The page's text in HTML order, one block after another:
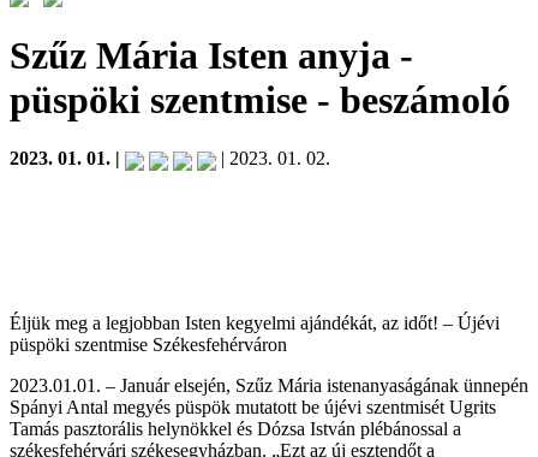
Szűz Mária Isten anyja -
püspöki szentmise - beszámoló
2023. 01. 01. | | 2023. 01. 02.
Éljük meg a legjobban Isten kegyelmi ajándékát, az időt! – Újévi
püspöki szentmise Székesfehérváron
2023.01.01. – Január elsején, Szűz Mária istenanyaságának ünnepén
Spányi Antal megyés püspök mutatott be újévi szentmisét Ugrits
Tamás pasztorális helynökkel és Dózsa István plébánossal a
székesfehérvári székesegyházban. „Ezt az új esztendőt a